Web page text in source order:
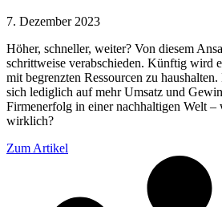
7. Dezember 2023
Höher, schneller, weiter? Von diesem
schrittweise verabschieden. Künftig wird
mit begrenzten Ressourcen zu
sich lediglich auf mehr Umsatz und
Firmenerfolg in einer nachhaltigen Welt
wirklich?
Zum Artikel